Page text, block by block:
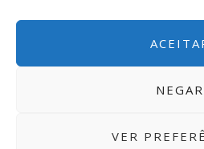
NEGAR
VER